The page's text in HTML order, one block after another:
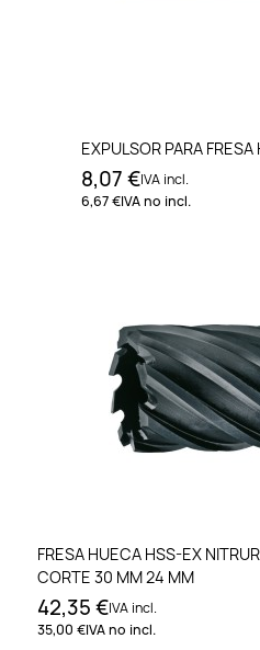
EXPULSOR PARA
8,07 €IVA incl.
6,67 €IVA no incl.
FRESA HUECA HSS-EX
CORTE 30 MM 24 MM
42,35 €IVA incl.
35,00 €IVA no incl.